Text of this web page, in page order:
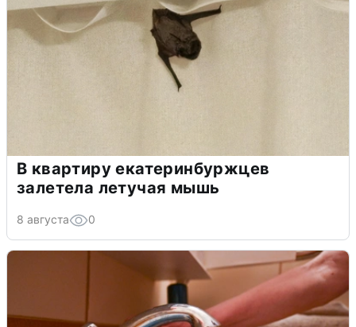
В квартиру екатеринбуржцев
залетела летучая мышь
8 августа 0